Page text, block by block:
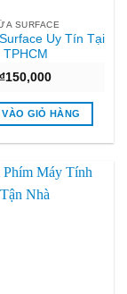
SURFACE
Uy Tín Tại
TPHCM
₫150,000
VÀO GIỎ HÀNG